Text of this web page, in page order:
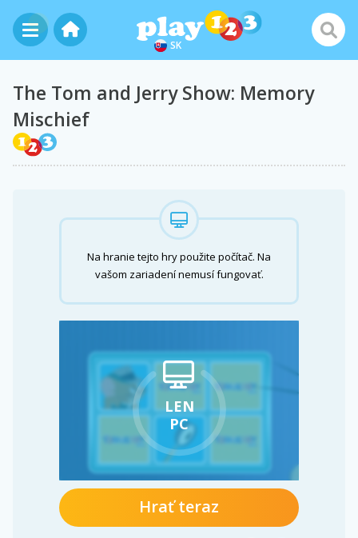
SK
The Tom and Jerry Show: Memory
Mischief
Na hranie tejto hry použite počítač. Na
vašom zariadení nemusí fungovať.
LEN
PC
Hrať teraz